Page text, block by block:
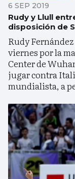
6 SEP 2019
Rudy y Llull
disposición de
Rudy
viernes por la
Center de
jugar contra
mundialista, a